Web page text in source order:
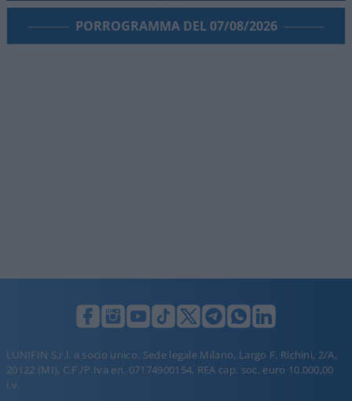
PORROGRAMMA DEL 07/08/2026
LUNIFIN S.r.l. a socio unico. Sede legale Milano, Largo F. Richini, 2/A,
20122 (MI), C.F./P.Iva en. 07174900154, REA cap. soc. euro 10.000,00
i.v.